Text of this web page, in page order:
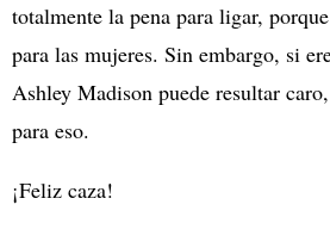
totalmente la pena para ligar,
para las mujeres. Sin embargo, si
Ashley Madison puede resultar
para eso.
¡Feliz caza!